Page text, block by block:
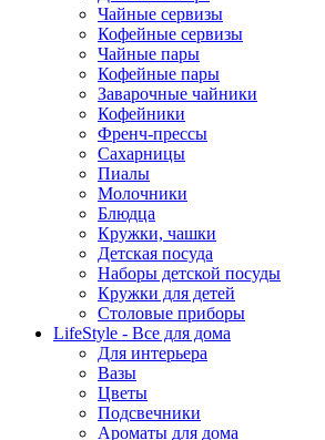
Чайные сервизы
Кофейные сервизы
Чайные пары
Кофейные пары
Заварочные чайники
Кофейники
Френч-прессы
Сахарницы
Пиалы
Молочники
Блюдца
Кружки, чашки
Детская посуда
Наборы детской посуды
Кружки для детей
Столовые приборы
LifeStyle - Все для дома
Для интерьера
Вазы
Цветы
Подсвечники
Ароматы для дома